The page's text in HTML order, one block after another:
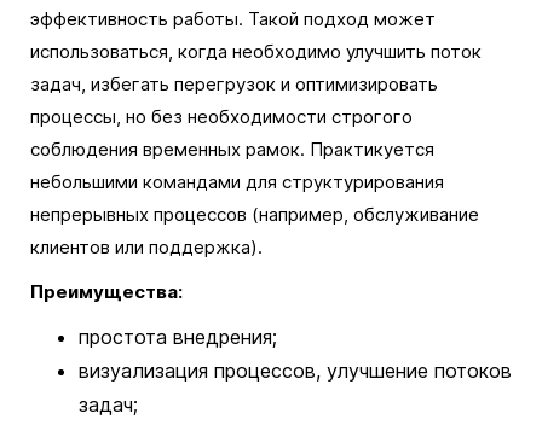
эффективность работы. Такой подход может
использоваться, когда необходимо улучшить поток
задач, избегать перегрузок и оптимизировать
процессы, но без необходимости строгого
соблюдения временных рамок. Практикуется
небольшими командами для структурирования
непрерывных процессов (например, обслуживание
клиентов или поддержка).
Преимущества:
простота внедрения;
визуализация процессов, улучшение потоков
задач;